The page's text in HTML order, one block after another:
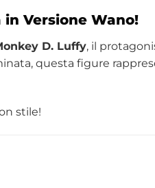
Versione Wano!
D. Luffy, il
questa figure
stile!